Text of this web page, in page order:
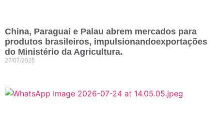
China, Paraguai e Palau abrem mercados para
produtos brasileiros, impulsionandoexportações
do Ministério da Agricultura.
27/07/2026